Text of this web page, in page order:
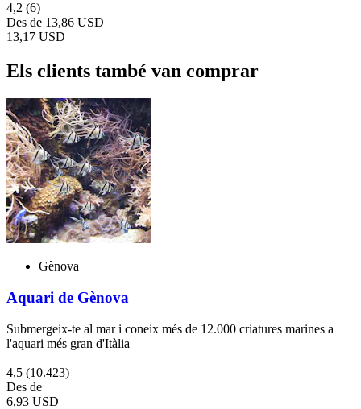
4,2 (6)
Des de 13,86 USD
13,17 USD
Els clients també van comprar
Gènova
Aquari de Gènova
Submergeix-te al mar i coneix més de 12.000 criatures marines a
l'aquari més gran d'Itàlia
4,5 (10.423)
Des de
6,93 USD